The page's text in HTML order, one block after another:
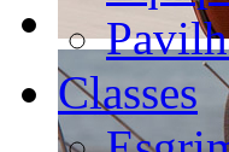
Classes